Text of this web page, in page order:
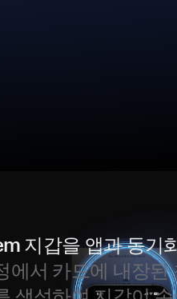
지갑을 앱과 동기
에서 카드에 내장된